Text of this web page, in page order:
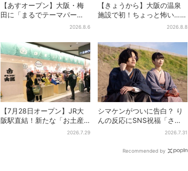
【あすオープン】大阪・梅
田に「まるでテーマパー
ク」な巨大スポーツ店、461
まとめて紹介
2026.8.6
【きょうから】大阪の温泉
施設で初！ちょっと怖い…？
体験型イベント、限定グル
2026.8.8
【7月28日オープン】JR大
阪駅直結！新たな「お土産
ショップ」、銘菓バラ売り
2026.7.29
シマケンがついに告白？ り
んの反応にSNS祝福「さす
がに伝わったよね？」2026.7.31
Recommended by